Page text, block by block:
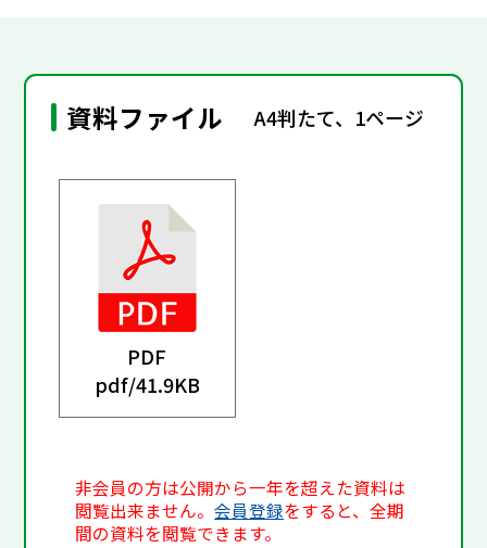
資料ファイル A4判たて、1ページ
PDF
pdf/41.9KB
非会員の方は公開から一年を超えた資料は
閲覧出来ません。会員登録をすると、全期
間の資料を閲覧できます。